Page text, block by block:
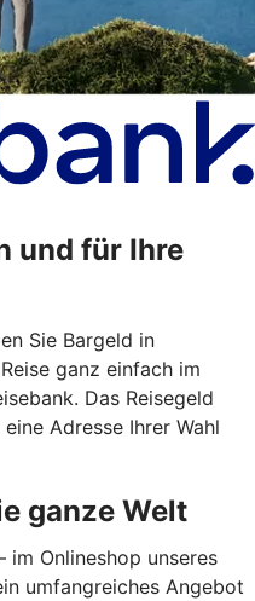
und für Ihre
Sie Bargeld in
ganz einfach im
Das Reisegeld
Adresse Ihrer Wahl
ganze Welt
im Onlineshop unseres
umfangreiches Angebot